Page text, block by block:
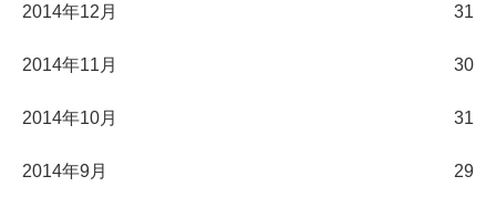
2014年12月 31
2014年11月 30
2014年10月 31
2014年9月 29